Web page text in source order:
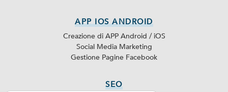
APP IOS ANDROID
Creazione di APP Android / iOS
Social Media Marketing
Gestione Pagine Facebook
SEO